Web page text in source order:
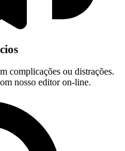
complicações ou distrações.
nosso editor on-line.